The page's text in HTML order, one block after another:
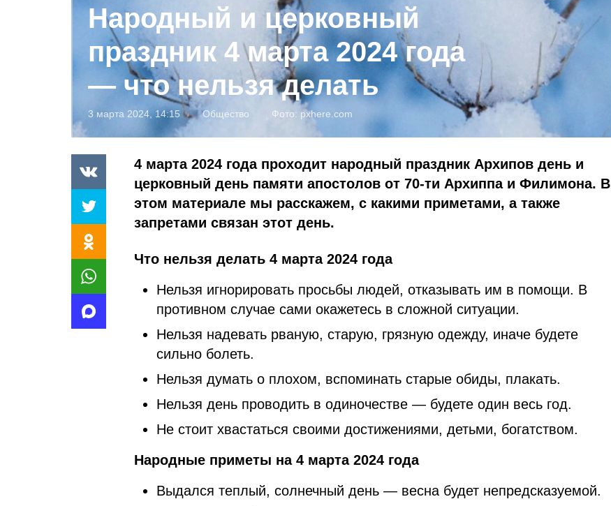
Народный и церковный
праздник 4 марта 2024 года
— что нельзя делать
3 марта 2024, 14:15 Общество Фото: pxhere.com
4 марта 2024 года проходит народный праздник Архипов день и
церковный день памяти апостолов от 70-ти Архиппа и Филимона. В
этом материале мы расскажем, с какими приметами, а также
запретами связан этот день.
Что нельзя делать 4 марта 2024 года
Нельзя игнорировать просьбы людей, отказывать им в помощи. В
противном случае сами окажетесь в сложной ситуации.
Нельзя надевать рваную, старую, грязную одежду, иначе будете
сильно болеть.
Нельзя думать о плохом, вспоминать старые обиды, плакать.
Нельзя день проводить в одиночестве — будете один весь год.
Не стоит хвастаться своими достижениями, детьми, богатством.
Народные приметы на 4 марта 2024 года
Выдался теплый, солнечный день — весна будет непредсказуемой.